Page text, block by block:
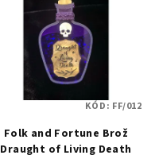
Folk and Fortune Brož
Draught of Living Death
KÓD: FF/012